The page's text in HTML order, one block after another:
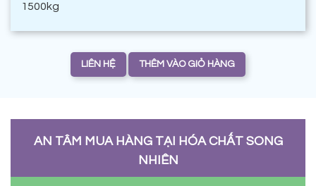
1500kg
LIÊN HỆ THÊM VÀO GIỎ HÀNG
AN TÂM MUA HÀNG TẠI HÓA CHẤT SONG
NHIÊN